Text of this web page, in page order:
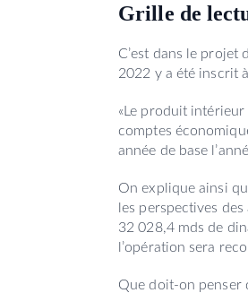
Grille de
C’est dans le
2022 y a été inscrit
«Le produit intérieur
comptes
année de base
On explique ainsi
les perspectives
32 028,4 mds de
l’opération sera
Que doit-on penser